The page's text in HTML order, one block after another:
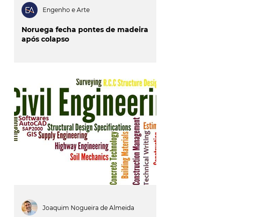
Noruega fecha pontes de madeira
após colapso
Engenho e Arte
Joaquim Nogueira de Almeida